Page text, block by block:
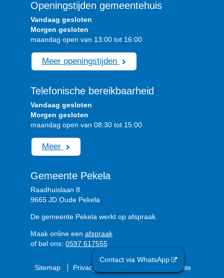
Contact via WhatsApp
Openingstijden gemeentehuis
Vandaag gesloten
Morgen gesloten
maandag open van 13:00 tot 16:00
Meer openingstijden
Telefonische bereikbaarheid
Vandaag gesloten
Morgen gesloten
maandag open van 08:30 tot 15:00
Meer
Gemeente Pekela
Raadhuislaan 8
9665 JD Oude Pekela
De gemeente Pekela werkt op afspraak.
Maak online een afspraak
of bel ons: 0597 617555
Sitemap Privacyverklaring Over de website